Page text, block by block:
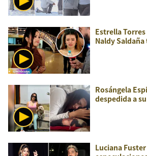
Estrella
Naldy
Rosángela
despedida a
Luciana